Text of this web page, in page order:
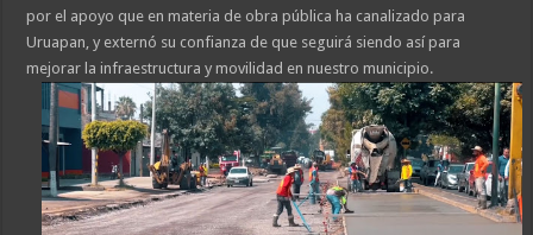
por el apoyo que en materia de obra pública ha canalizado para
Uruapan, y externó su confianza de que seguirá siendo así para
mejorar la infraestructura y movilidad en nuestro municipio.